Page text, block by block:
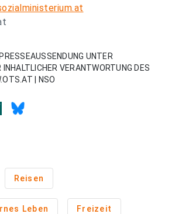
UNTER
VERANTWORTUNG DES
| NSO
Reisen
Leben Freizeit